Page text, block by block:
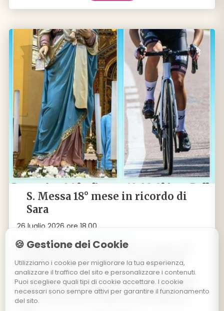
S. Messa 18° mese in ricordo di
Sara
26 luglio 2026 ore 18.00
26 luglio 2025 ore 18.00 Palù di Giovo: S. Messa a 18
Sagra Patronale della Madonna del Carmelo.
Domenica 26 luglio alle ore 18.00, in occasione della
tradizionale Sagra della patrona di Palù di Giovo, la
Madonna del Carmelo (insieme a San Valentino),
🍪 Gestione dei Cookie
Utilizziamo i cookie per migliorare la tua esperienza,
analizzare il traffico del sito e personalizzare i contenuti.
Puoi scegliere quali tipi di cookie accettare. I cookie
necessari sono sempre attivi per garantire il funzionamento
del sito.